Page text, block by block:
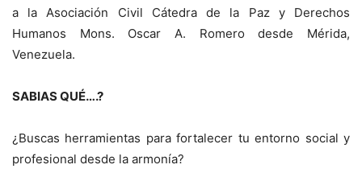
a la Asociación Civil Cátedra de la Paz y Derechos
Humanos Mons. Oscar A. Romero desde Mérida,
Venezuela.
SABIAS QUÉ….?
¿Buscas herramientas para fortalecer tu entorno social y
profesional desde la armonía?